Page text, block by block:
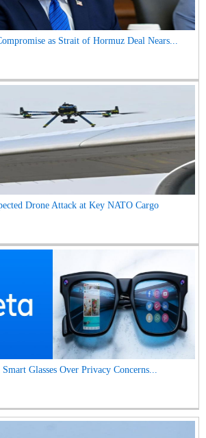
as Strait of Hormuz Deal Nears...
Drone Attack at Key NATO Cargo
Glasses Over Privacy Concerns...